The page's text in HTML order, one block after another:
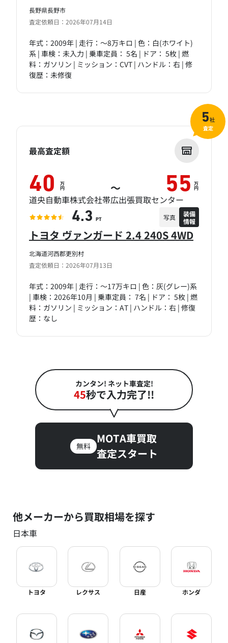
長野県長野市
査定依頼日：2026年07月14日
年式：2009年 | 走行：～8万キロ | 色：白(ホワイト)
系 | 車検：未入力 | 乗車定員： 5名 | ドア： 5枚 | 燃
料：ガソリン | ミッション：CVT | ハンドル：右 | 修
復歴：未修復
北海道河西郡更別村
査定依頼日：2026年07月13日
トヨタ ヴァンガード 2.4 240S 4WD
年式：2009年 | 走行：～17万キロ | 色：灰(グレー)系
| 車検：2026年10月 | 乗車定員： 7名 | ドア： 5枚 | 燃
料：ガソリン | ミッション：AT | ハンドル：右 | 修復
歴：なし
最高査定額
40 万
円 ～ 55 万
円
道央自動車株式会社帯広出張買取センター
4.3 PT 写真
装備
情報
5社
査定
カンタン! ネット車査定!
45秒で入力完了!!
無料
MOTA車買取
査定スタート
他メーカーから買取相場を探す
日本車
トヨタ レクサス 日産 ホンダ